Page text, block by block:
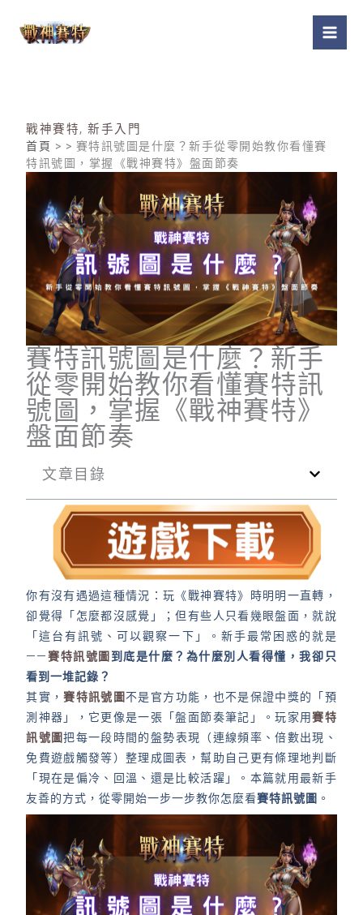
戰神賽特,新手入門
首頁 > > 賽特訊號圖是什麼？新手從零開始教你看懂賽
特訊號圖，掌握《戰神賽特》盤面節奏
賽特訊號圖是什麼？新手
從零開始教你看懂賽特訊
號圖，掌握《戰神賽特》
盤面節奏
文章目錄
你有沒有遇過這種情況：玩《戰神賽特》時明明一直轉，
卻覺得「怎麼都沒感覺」；但有些人只看幾眼盤面，就說
「這台有訊號、可以觀察一下」。新手最常困惑的就是
——賽特訊號圖到底是什麼？為什麼別人看得懂，我卻只
看到一堆記錄？
其實，賽特訊號圖不是官方功能，也不是保證中獎的「預
測神器」，它更像是一張「盤面節奏筆記」。玩家用賽特
訊號圖把每一段時間的盤勢表現（連線頻率、倍數出現、
免費遊戲觸發等）整理成圖表，幫助自己更有條理地判斷
「現在是偏冷、回溫、還是比較活躍」。本篇就用最新手
友善的方式，從零開始一步一步教你怎麼看賽特訊號圖 。